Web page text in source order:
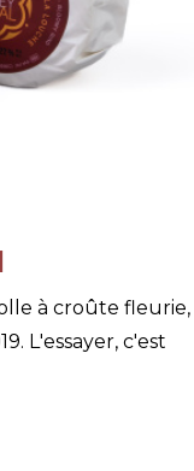
à croûte fleurie,
L'essayer, c'est